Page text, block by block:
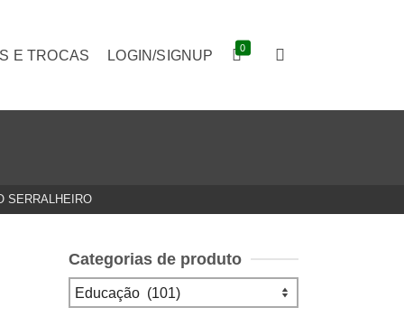
E TROCAS LOGIN/SIGNUP 0
SERRALHEIRO
Categorias de produto